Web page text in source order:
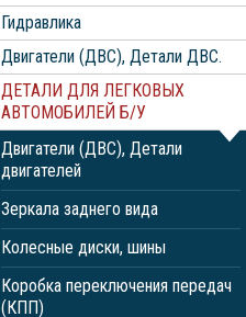
Гидравлика
Двигатели (ДВС), Детали ДВС.
ДЕТАЛИ ДЛЯ ЛЕГКОВЫХ
АВТОМОБИЛЕЙ Б/У
Двигатели (ДВС), Детали
двигателей
Зеркала заднего вида
Колесные диски, шины
Коробка переключения передач
(КПП)